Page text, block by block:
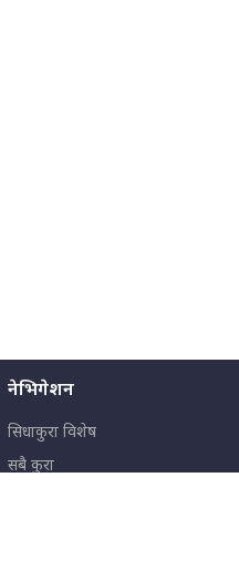
नेभिगेशन
सिधाकुरा विशेष
सबै कुरा